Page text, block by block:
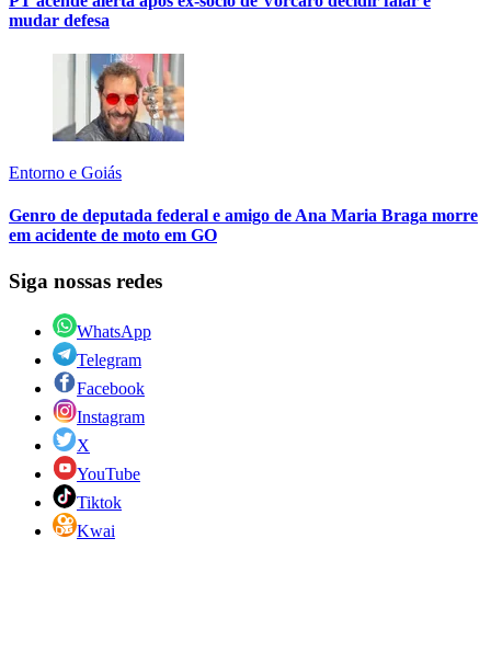
mudar defesa
Entorno e Goiás
Genro de deputada federal e amigo de Ana Maria Braga morre
em acidente de moto em GO
Siga nossas redes
WhatsApp
Telegram
Facebook
Instagram
X
YouTube
Tiktok
Kwai